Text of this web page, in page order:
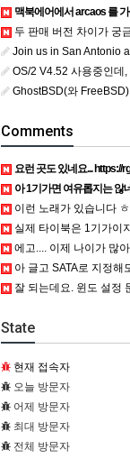
맥북에어에서 arcaos 를 가상으로 돌릴려면
두 판매 버전 차이가 궁
Join us in San Antonio at
OS/2 V4.52 사용중인데, USB drive
GhostBSD(와 FreeBSD)
Comments
요런 곳도 있네요... https://
아 1기가면 여유롭지는 않
이런 노래가 있습니다 ㅎㅎ https://www.7-star.net/
실제 타이북은 1기가이지만 UTM 설정에선 768mb 입니다. 1기가나 그 보다 넘게 설
에고.... 이제 나이가 많아서,,, 이런 가상pc에 설치해보는 것도 귀찮
아 글고 SATA로 지정해도 됩니다. 저 글 진짜 이상하네요. 옛날
잘 되는데요. 윈도 설정 문제신거 같은데. 크롬 브라우저나
State
현재 접속자
오늘 방문자
어제 방문자
최대 방문자
전체 방문자